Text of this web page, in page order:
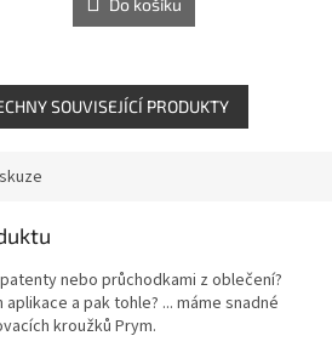
SOUVISEJÍCÍ PRODUKTY
nebo průchodkami z oblečení?
a pak tohle? ... máme snadné
kroužků Prym.